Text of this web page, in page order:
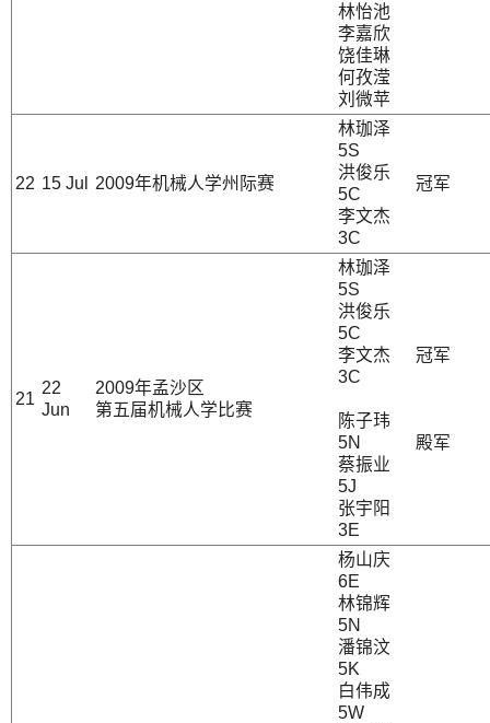
林怡池
李嘉欣
饶佳琳
何孜滢
刘微苹
22 15 Jul 2009年机械人学州际赛
林珈泽
5S
洪俊乐
5C
李文杰
3C
冠军
21
22
Jun
2009年孟沙区
第五届机械人学比赛
林珈泽
5S
洪俊乐
5C
李文杰
3C
陈子玮
5N
蔡振业
5J
张宇阳
3E
冠军
殿军
杨山庆
6E
林锦辉
5N
潘锦汶
5K
白伟成
5W